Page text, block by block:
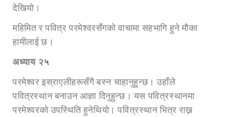
देखियो।
महिमित र पवित्र परमेश्वरसँगको वाचामा सहभागि हुने मौका
हामीलाई छ।
अध्याय २५
परमेश्वर इस्राएलीहरूसँगै बस्न चाहानुहुन्छ। उहाँले
पवित्रस्थान बनाउन आज्ञा दिनुहुन्छ। यस पवित्रस्थानमा
परमेश्वरको उपस्थिति हुनेथियो। पवित्रस्थान भित्र राख्न